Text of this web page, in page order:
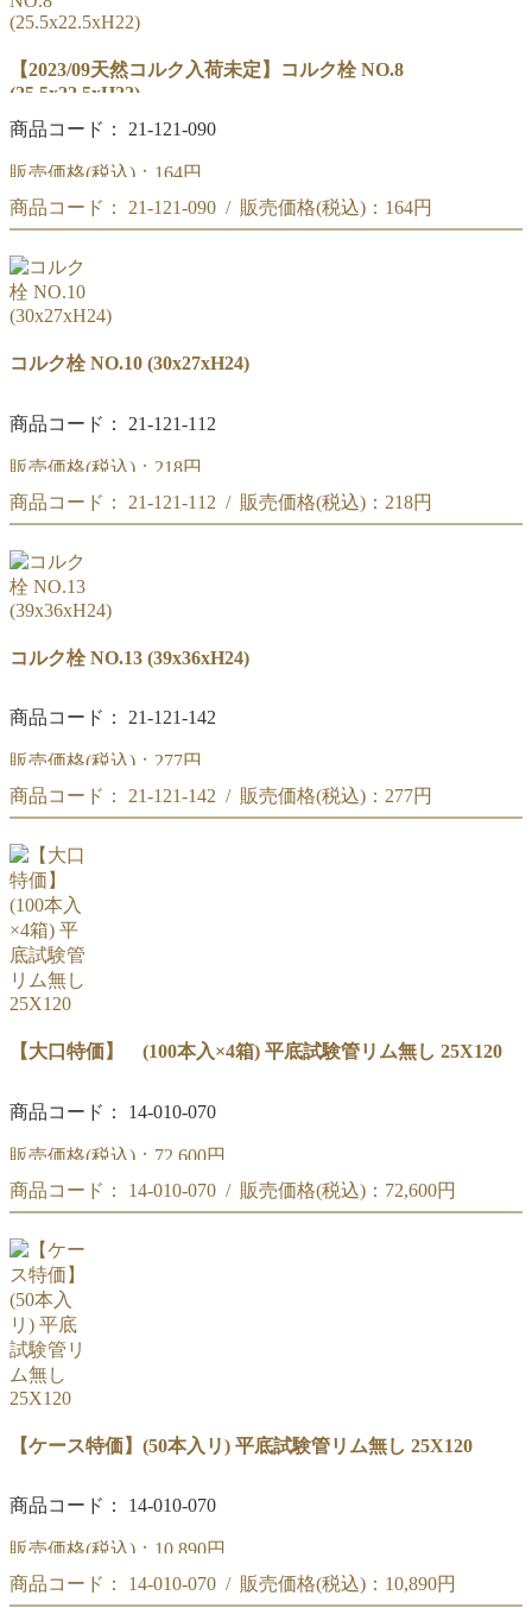
【2023/09天然コルク入荷未定】コルク栓 NO.8
(25.5x22.5xH22)
商品コード： 21-121-090
販売価格(税込)： 164円
コルク栓 NO.8
商品コード： 21-121-090 / 販売価格(税込)： 164円
コルク栓 NO.8
(25.5x22xH24)
コルク栓 NO.10 (30x27xH24)
商品コード： 21-121-112
販売価格(税込)： 218円
コルク栓 NO.10
商品コード： 21-121-112 / 販売価格(税込)： 218円
コルク栓 NO.10
(30x27xH24)
コルク栓 NO.13 (39x36xH24)
商品コード： 21-121-142
販売価格(税込)： 277円
コルク栓 NO.13
商品コード： 21-121-142 / 販売価格(税込)： 277円
コルク栓 NO.13
(39x36xH24)
【大口特価】 (100本入×4箱) 平底試験管リム無し 25X120
商品コード： 14-010-070
販売価格(税込)： 72,600円
【大量特価】 (100本入×4箱) 平底試験管リム無し 25X120
商品コード： 14-010-070 / 販売価格(税込)： 72,600円
【大量特価】 (100本入×4箱) 平底試験管リム無し 25X120
【ケース特価】(50本入リ) 平底試験管リム無し 25X120
商品コード： 14-010-070
販売価格(税込)： 10,890円
【ケース特価】(50本入リ) 平底試験管リム無し 25X120
商品コード： 14-010-070 / 販売価格(税込)： 10,890円